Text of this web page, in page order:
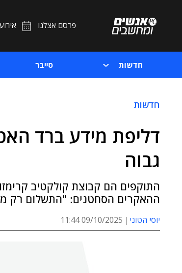
פרסם אצלנו
חדשות סייבר
חדשות
דליפת מידע ברד
גבוה
התוקפים הם קבוצת קולקטיב
ההאקרים הסחטנים: "התשלום רק
יוסי הטוני 09/10/2025 11:44